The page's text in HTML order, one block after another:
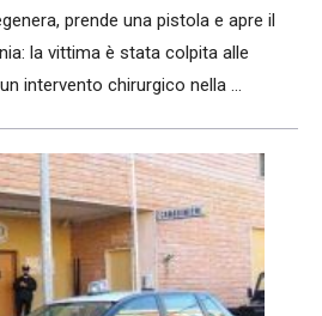
prende una pistola e apre il
la vittima è stata colpita alle
intervento chirurgico nella ...